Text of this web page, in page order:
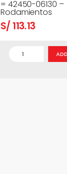
= 42450-06130 –
Rodamientos
S/ 113.13